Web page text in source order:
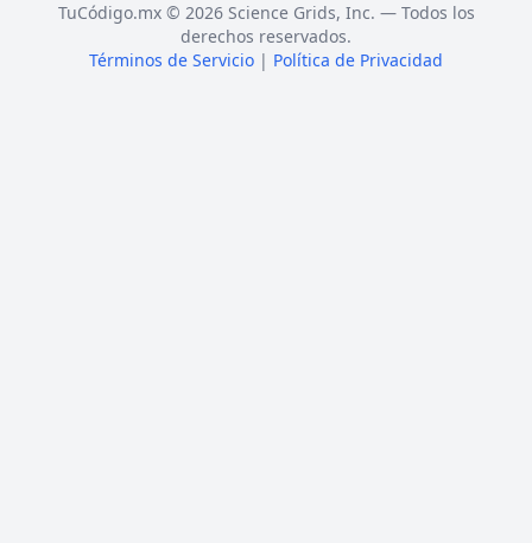
TuCódigo.mx © 2026 Science Grids, Inc. — Todos los
derechos reservados.
Términos de Servicio | Política de Privacidad